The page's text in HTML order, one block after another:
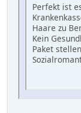
Perfekt ist
Haare zu
Kein
Paket